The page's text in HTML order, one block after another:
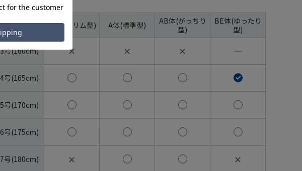
体型 YA体(スリム型) A体(標準型)
AB体(がっちり
型)
BE体(ゆったり
型)
3号(160cm) ✕ ✕ ✕ ―
4号(165cm)
5号(170cm)
6号(175cm)
7号(180cm) ✕ ✕